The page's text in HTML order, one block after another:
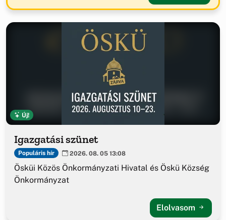
Új!
Igazgatási szünet
Populáris hír 2026. 08. 05 13:08
Ösküi Közös Önkormányzati Hivatal és Öskü Község
Önkormányzat
Elolvasom